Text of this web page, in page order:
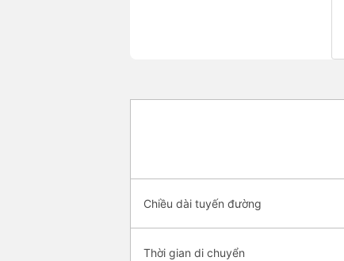
Chiều dài tuyến đường
Thời gian di chuyển